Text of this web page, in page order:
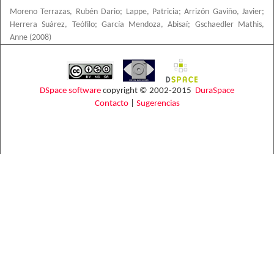
Moreno Terrazas, Rubén Dario; Lappe, Patricia;Arrizón Gaviño, Javier;
Herrera Suárez, Teófilo; García Mendoza, Abisaí; Gschaedler Mathis,
Anne (2008)
DSpace software copyright © 2002-2015 DuraSpace
Contacto| Sugerencias